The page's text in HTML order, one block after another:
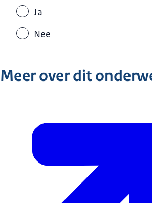
Ja
Nee
Meer over dit